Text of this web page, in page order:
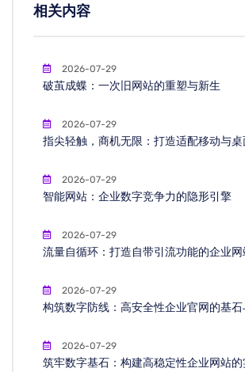
相关内容
2026-07-29
破茧成蝶：一次旧网站的重塑与新生
2026-07-29
指尖轻触，商机无限：打造适配移动与
2026-07-29
智能网站：企业数字竞争力的隐形引擎
2026-07-29
流量自循环：打造自带引流功能的企业
2026-07-29
构筑数字防线：高安全性企业官网的基
2026-07-29
筑牢数字基石：构建高稳定性企业网站